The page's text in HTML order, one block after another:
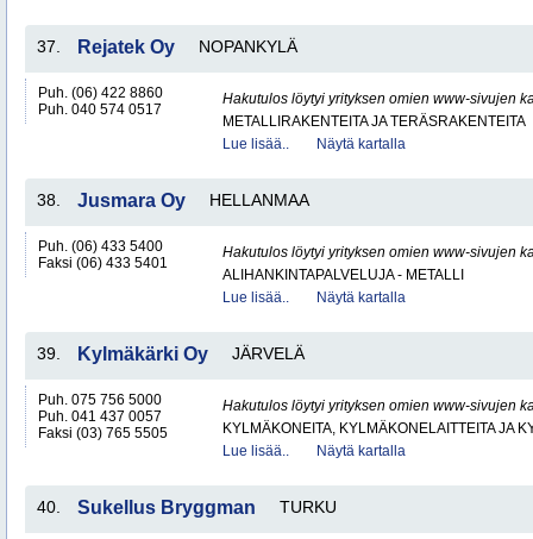
37. Rejatek Oy NOPANKYLÄ
Puh. (06) 422 8860
Puh. 040 574 0517
Hakutulos löytyi yrityksen omien www-sivujen
METALLIRAKENTEITA JA TERÄSRAKENTEITA
Lue lisää..
Näytä kartalla
38. Jusmara Oy HELLANMAA
Puh. (06) 433 5400
Faksi (06) 433 5401
Hakutulos löytyi yrityksen omien www-sivujen
ALIHANKINTAPALVELUJA - METALLI
Lue lisää..
Näytä kartalla
39. Kylmäkärki Oy JÄRVELÄ
Puh. 075 756 5000
Puh. 041 437 0057
Faksi (03) 765 5505
Hakutulos löytyi yrityksen omien www-sivujen
KYLMÄKONEITA, KYLMÄKONELAITTEITA JA
Lue lisää..
Näytä kartalla
40. Sukellus Bryggman TURKU